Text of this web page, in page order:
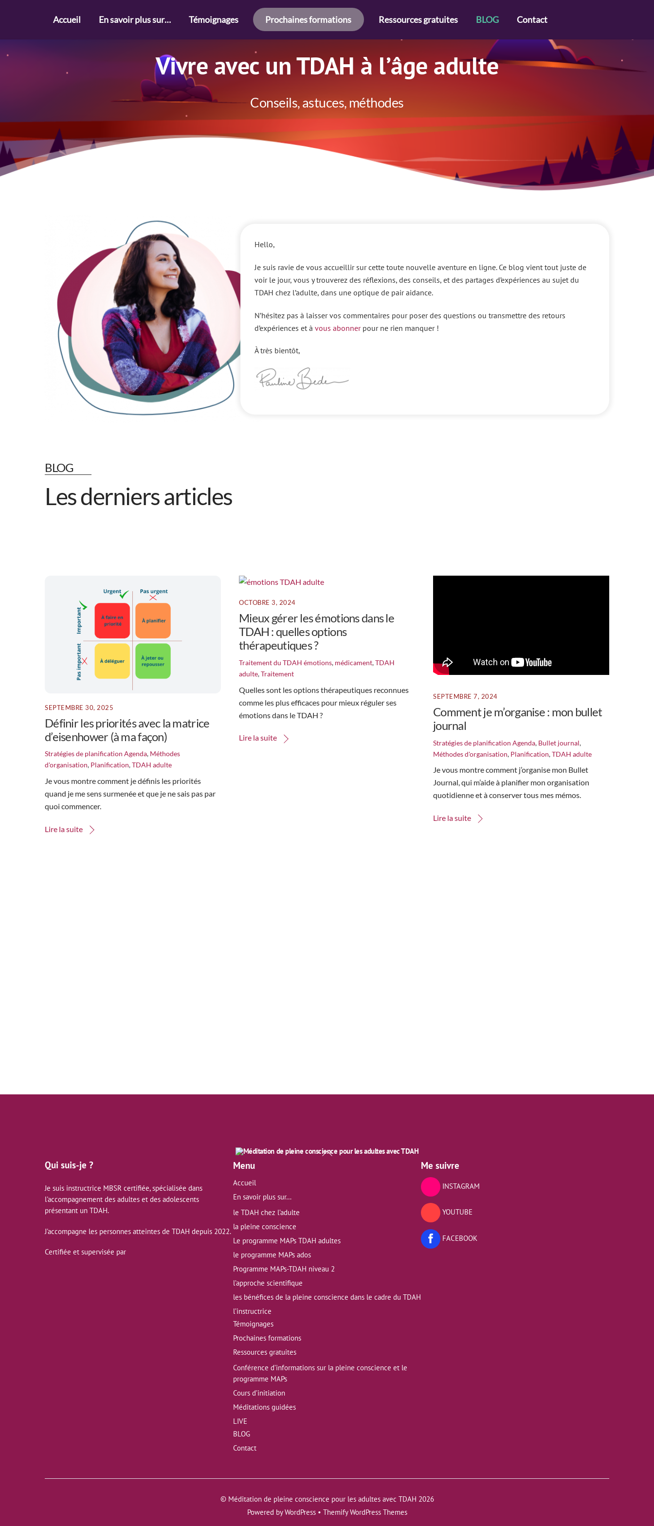
Accueil En savoir plus sur… Témoignages Prochaines formations Ressources gratuites BLOG Contact
Vivre avec un TDAH à l’âge adulte
Conseils, astuces, méthodes
Hello,
Je suis ravie de vous accueillir sur cette toute nouvelle aventure en ligne. Ce blog vient tout juste de
voir le jour, vous y trouverez des réflexions, des conseils, et des partages d’expériences au sujet du
TDAH chez l’adulte, dans une optique de pair aidance.
N’hésitez pas à laisser vos commentaires pour poser des questions ou transmettre des retours
d’expériences et à vous abonnerpour ne rien manquer !
À très bientôt,
BLOG
Les derniers articles
SEPTEMBRE 30, 2025
Définir les priorités avec la matrice
d’eisenhower (à ma façon)
Stratégies de planification Agenda, Méthodes
d'organisation, Planification,TDAH adulte
Je vous montre comment je définis les priorités
quand je me sens surmenée et que je ne sais pas par
quoi commencer.
Lire la suite
OCTOBRE 3, 2024
Mieux gérer les émotions dans le
TDAH : quelles options
thérapeutiques ?
Traitement du TDAH émotions, médicament,TDAH
adulte,Traitement
Quelles sont les options thérapeutiques reconnues
comme les plus efficaces pour mieux réguler ses
émotions dans le TDAH ?
Lire la suite
SEPTEMBRE 7, 2024
Comment je m’organise : mon bullet
journal
Stratégies de planification Agenda, Bullet journal,
Méthodes d'organisation, Planification,TDAH adulte
Je vous montre comment j’organise mon Bullet
Journal, qui m’aide à planifier mon organisation
quotidienne et à conserver tous mes mémos.
Lire la suite
Back
Qui suis-je ?
Je suis instructrice MBSR certifiée, spécialisée dans
l'accompagnement des adultes et des adolescents
présentant un TDAH.
J'accompagne les personnes atteintes de TDAH depuis 2022.
Certifiée et supervisée par
Menu
Accueil
En savoir plus sur…
le TDAH chez l’adulte
la pleine conscience
Le programme MAPs TDAH adultes
le programme MAPs ados
Programme MAPs-TDAH niveau 2
l’approche scientifique
les bénéfices de la pleine conscience dans le cadre du TDAH
l’instructrice
Témoignages
Prochaines formations
Ressources gratuites
Conférence d’informations sur la pleine conscience et le
programme MAPs
Cours d’initiation
Méditations guidées
LIVE
BLOG
Contact
Me suivre
INSTAGRAM
YOUTUBE
FACEBOOK
© Méditation de pleine conscience pour les adultes avec TDAH 2026
Powered byWordPress• Themify WordPress Themes